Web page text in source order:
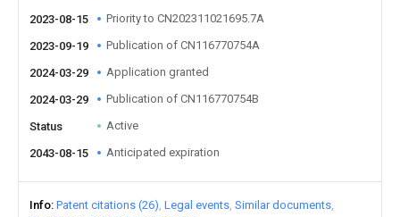
2023-08-15 Priority to CN202311021695.7A
2023-09-19 Publication of CN116770754A
2024-03-29 Application granted
2024-03-29 Publication of CN116770754B
Status Active
2043-08-15 Anticipated expiration
Info Patent citations (26) Legal events Similar documents